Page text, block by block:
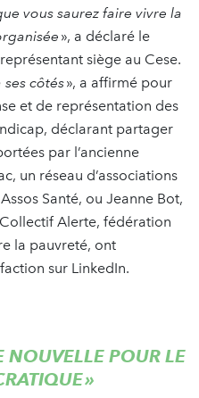
vous saurez faire vivre la
», a déclaré le
siège au Cese.
ses côtés», a affirmé pour
et de représentation des
déclarant partager
par l’ancienne
un réseau d’associations
Santé, ou Jeanne Bot,
Alerte, fédération
la pauvreté, ont
sur LinkedIn.
NOUVELLE POUR LE
»